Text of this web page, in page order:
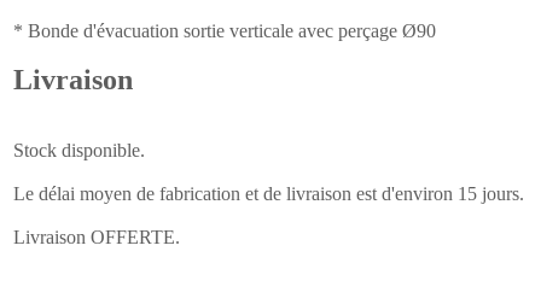
* Bonde d'évacuation sortie verticale avec perçage Ø90
Livraison
Stock disponible.
Le délai moyen de fabrication et de livraison est d'environ 15 jours.
Livraison OFFERTE.